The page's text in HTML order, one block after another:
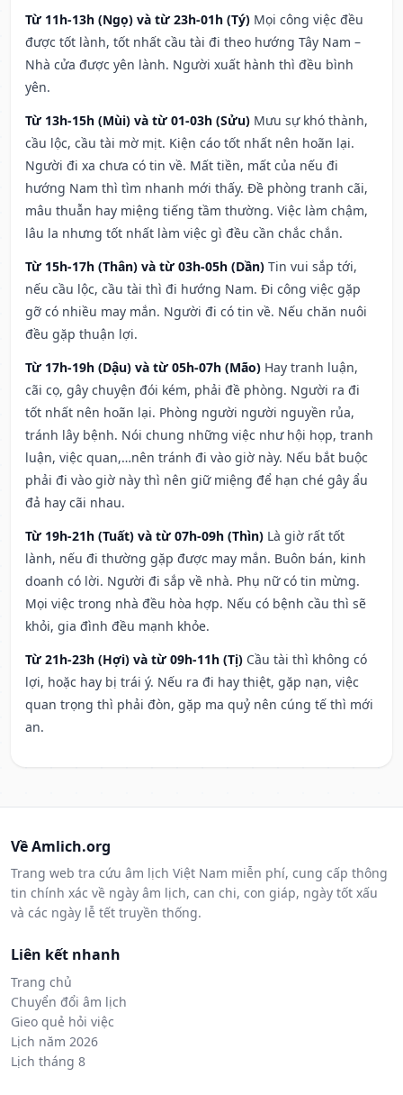
Từ 11h-13h (Ngọ) và từ 23h-01h (Tý) Mọi công việc đều
được tốt lành, tốt nhất cầu tài đi theo hướng Tây Nam –
Nhà cửa được yên lành. Người xuất hành thì đều bình
yên.
Từ 13h-15h (Mùi) và từ 01-03h (Sửu) Mưu sự khó thành,
cầu lộc, cầu tài mờ mịt. Kiện cáo tốt nhất nên hoãn lại.
Người đi xa chưa có tin về. Mất tiền, mất của nếu đi
hướng Nam thì tìm nhanh mới thấy. Đề phòng tranh cãi,
mâu thuẫn hay miệng tiếng tầm thường. Việc làm chậm,
lâu la nhưng tốt nhất làm việc gì đều cần chắc chắn.
Từ 15h-17h (Thân) và từ 03h-05h (Dần) Tin vui sắp tới,
nếu cầu lộc, cầu tài thì đi hướng Nam. Đi công việc gặp
gỡ có nhiều may mắn. Người đi có tin về. Nếu chăn nuôi
đều gặp thuận lợi.
Từ 17h-19h (Dậu) và từ 05h-07h (Mão) Hay tranh luận,
cãi cọ, gây chuyện đói kém, phải đề phòng. Người ra đi
tốt nhất nên hoãn lại. Phòng người người nguyền rủa,
tránh lây bệnh. Nói chung những việc như hội họp, tranh
luận, việc quan,…nên tránh đi vào giờ này. Nếu bắt buộc
phải đi vào giờ này thì nên giữ miệng để hạn ché gây ẩu
đả hay cãi nhau.
Từ 19h-21h (Tuất) và từ 07h-09h (Thìn) Là giờ rất tốt
lành, nếu đi thường gặp được may mắn. Buôn bán, kinh
doanh có lời. Người đi sắp về nhà. Phụ nữ có tin mừng.
Mọi việc trong nhà đều hòa hợp. Nếu có bệnh cầu thì sẽ
khỏi, gia đình đều mạnh khỏe.
Từ 21h-23h (Hợi) và từ 09h-11h (Tị) Cầu tài thì không có
lợi, hoặc hay bị trái ý. Nếu ra đi hay thiệt, gặp nạn, việc
quan trọng thì phải đòn, gặp ma quỷ nên cúng tế thì mới
an.
Về Amlich.org
Trang web tra cứu âm lịch Việt Nam miễn phí, cung cấp thông
tin chính xác về ngày âm lịch, can chi, con giáp, ngày tốt xấu
và các ngày lễ tết truyền thống.
Liên kết nhanh
Trang chủ
Chuyển đổi âm lịch
Gieo quẻ hỏi việc
Lịch năm 2026
Lịch tháng 8